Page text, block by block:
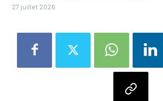
27 juillet 2026